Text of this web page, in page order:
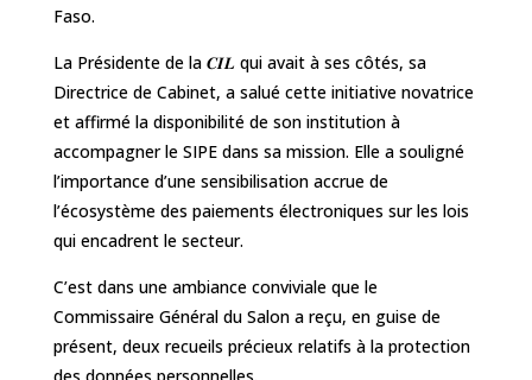
Faso.
La Présidente de la 𝑪𝑰𝑳 qui avait à ses côtés, sa
Directrice de Cabinet, a salué cette initiative novatrice
et affirmé la disponibilité de son institution à
accompagner le SIPE dans sa mission. Elle a souligné
l’importance d’une sensibilisation accrue de
l’écosystème des paiements électroniques sur les lois
qui encadrent le secteur.
C’est dans une ambiance conviviale que le
Commissaire Général du Salon a reçu, en guise de
présent, deux recueils précieux relatifs à la protection